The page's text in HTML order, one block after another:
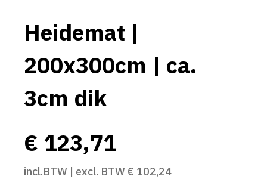
Heidemat |
200x300cm | ca.
3cm dik
€ 123,71
incl.BTW | excl. BTW € 102,24